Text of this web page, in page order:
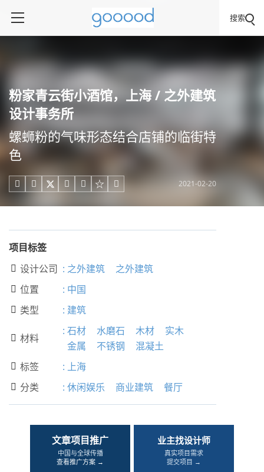
搜索
粉家青云街小酒馆，上海 / 之外建筑
设计事务所
螺蛳粉的气味形态结合店铺的临街特
色
     2021-02-20
项目标签
 设计公司 : 之外建筑 之外建筑
 位置 : 中国
 类型 : 建筑
 材料
: 石材 水磨石 木材
实木
金属
不锈钢 混凝土
 标签 : 上海
 分类 : 休闲娱乐 商业建筑 餐厅
文章项目推广
中国与全球传播
查看推广方案 →
业主找设计师
真实项目需求
提交项目 →